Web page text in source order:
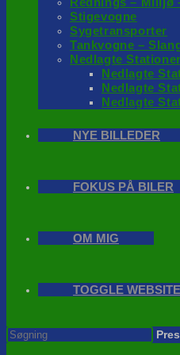
Stigevogne
Sygetransporter
Tankvogne –
Nedlagte Stationer
Nedlagte
Nedlagte
Nedlagte
NYE BILLEDER
FOKUS PÅ BILER
OM MIG
TOGGLE